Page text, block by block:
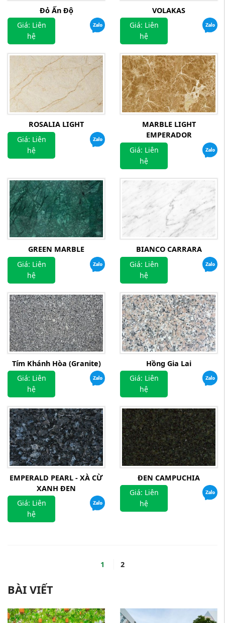
Đỏ Ấn Độ
Giá: Liên
hệ
VOLAKAS
Giá: Liên
hệ
ROSALIA LIGHT
Giá: Liên
hệ
MARBLE LIGHT
EMPERADOR
Giá: Liên
hệ
GREEN MARBLE
Giá: Liên
hệ
BIANCO CARRARA
Giá: Liên
hệ
Tím Khánh Hòa (Granite)
Giá: Liên
hệ
Hồng Gia Lai
Giá: Liên
hệ
EMPERALD PEARL - XÀ CỪ
XANH ĐEN
Giá: Liên
hệ
ĐEN CAMPUCHIA
Giá: Liên
hệ
1 2
BÀI VIẾT